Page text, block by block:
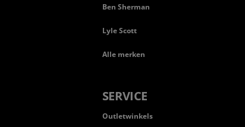
Ben Sherman
Lyle Scott
Alle merken
SERVICE
Outletwinkels